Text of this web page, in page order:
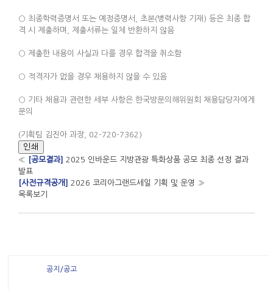
○ 최종학력증명서 또는 예정증명서, 초본(병력사항 기재) 등은 최종 합
격 시 제출하며, 제출서류는 일체 반환하지 않음
○ 제출한 내용이 사실과 다를 경우 합격을 취소함
○ 적격자가 없을 경우 채용하지 않을 수 있음
○ 기타 채용과 관련한 세부 사항은 한국방문의해위원회 채용담당자에게
문의
(기획팀 김진아 과장, 02-720-7362)
인쇄
«
[공모결과]
2025 인바운드 지방관광 특화상품 공모 최종 선정 결과
발표
[사전규격공개]
2026 코리아그랜드세일 기획 및 운영 »
목록보기
공지/공고